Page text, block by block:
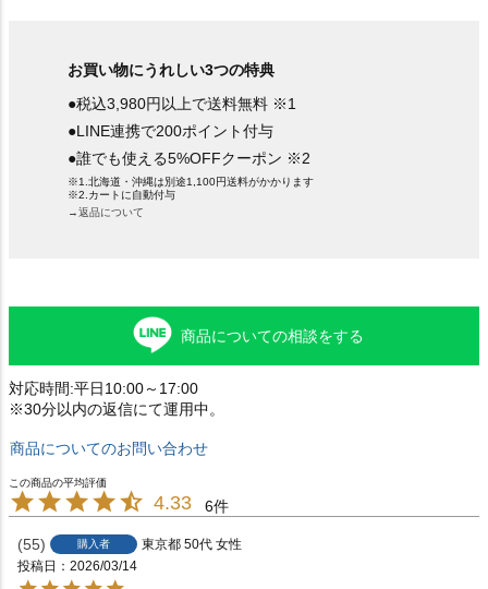
お買い物にうれしい3つの特典
●税込3,980円以上で送料無料 ※1
●LINE連携で200ポイント付与
●誰でも使える5%OFFクーポン ※2
※1.北海道・沖縄は別途1,100円送料がかかります
※2.カートに自動付与
→返品について
商品についての相談をする
対応時間:平日10:00～17:00
※30分以内の返信にて運用中。
商品についてのお問い合わせ
4.33 6
55 購入者 東京都 50代 女性
投稿日
2026/03/14